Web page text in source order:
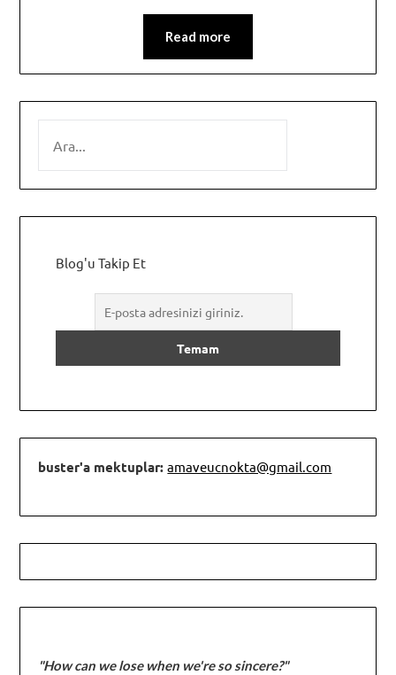
Read more
Blog'u Takip Et
buster'a mektuplar:amaveucnokta@gmail.com
"How can we lose when we're so sincere?"